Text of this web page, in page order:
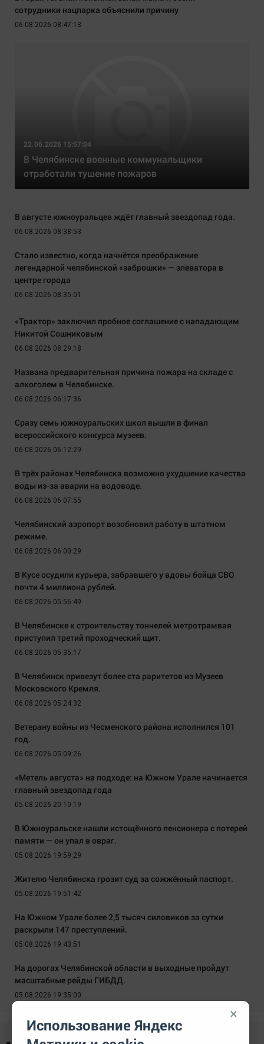
сотрудники нацпарка объяснили причину
06.08.2026 08:47:13
22.06.2026 15:57:04
В Челябинске военные коммунальщики
отработали тушение пожаров
В августе южноуральцев ждёт главный звездопад года.
06.08.2026 08:38:53
Стало известно, когда начнётся преображение
легендарной челябинской «заброшки» — элеватора в
центре города
06.08.2026 08:35:01
«Трактор» заключил пробное соглашение с нападающим
Никитой Сошниковым
06.08.2026 08:29:18
Названа предварительная причина пожара на складе с
алкоголем в Челябинске.
06.08.2026 06:17:36
Сразу семь южноуральских школ вышли в финал
всероссийского конкурса музеев.
06.08.2026 06:12:29
В трёх районах Челябинска возможно ухудшение качества
воды из-за аварии на водоводе.
06.08.2026 06:07:55
Челябинский аэропорт возобновил работу в штатном
режиме.
06.08.2026 06:00:29
В Кусе осудили курьера, забравшего у вдовы бойца СВО
почти 4 миллиона рублей.
06.08.2026 05:56:49
В Челябинске к строительству тоннелей метротрамвая
приступил третий проходческий щит.
06.08.2026 05:35:17
В Челябинск привезут более ста раритетов из Музеев
Московского Кремля.
06.08.2026 05:24:32
Ветерану войны из Чесменского района исполнился 101
год.
06.08.2026 05:09:26
«Метель августа» на подходе: на Южном Урале начинается
главный звездопад года
05.08.2026 20:10:19
В Южноуральске нашли истощённого пенсионера с потерей
памяти — он упал в овраг.
05.08.2026 19:59:29
Жителю Челябинска грозит суд за сожжённый паспорт.
05.08.2026 19:51:42
На Южном Урале более 2,5 тысяч силовиков за сутки
раскрыли 147 преступлений.
05.08.2026 19:43:51
На дорогах Челябинской области в выходные пройдут
масштабные рейды ГИБДД.
05.08.2026 19:35:00
×
Использование Яндекс